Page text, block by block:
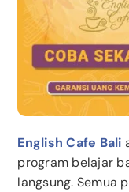
English Cafe Bali
program belajar
langsung. Semua